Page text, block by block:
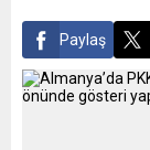
Paylaş